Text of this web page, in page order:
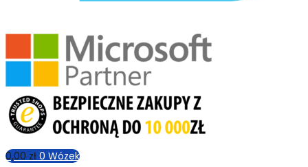
0,00 zł 0 Wózek